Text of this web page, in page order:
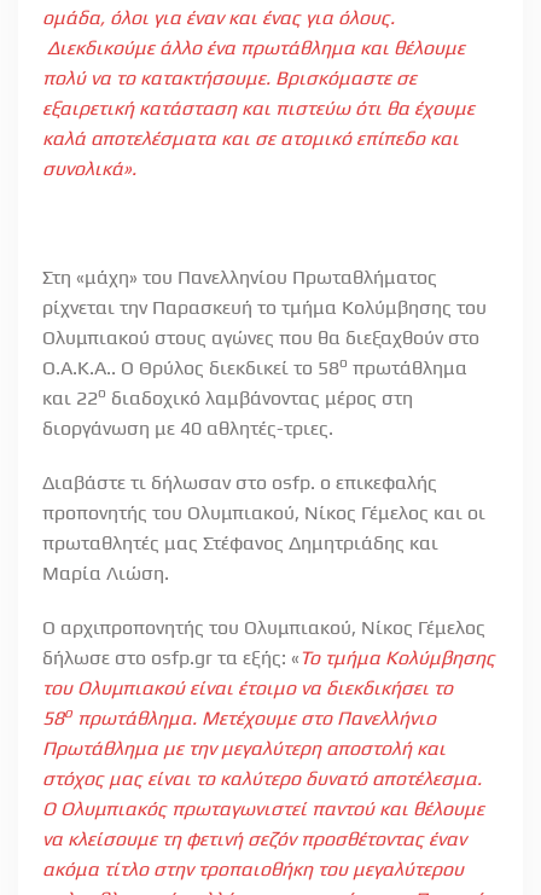
ομάδα, όλοι για έναν και ένας για όλους.
Διεκδικούμε άλλο ένα πρωτάθλημα και θέλουμε
πολύ να το κατακτήσουμε. Βρισκόμαστε σε
εξαιρετική κατάσταση και πιστεύω ότι θα έχουμε
καλά αποτελέσματα και σε ατομικό επίπεδο και
συνολικά».
Στη «μάχη» του Πανελληνίου Πρωταθλήματος
ρίχνεται την Παρασκευή το τμήμα Κολύμβησης του
Ολυμπιακού στους αγώνες που θα διεξαχθούν στο
Ο.Α.Κ.Α.. Ο Θρύλος διεκδικεί το 58ο πρωτάθλημα
και 22ο διαδοχικό λαμβάνοντας μέρος στη
διοργάνωση με 40 αθλητές-τριες.
Διαβάστε τι δήλωσαν στο osfp. ο επικεφαλής
προπονητής του Ολυμπιακού, Νίκος Γέμελος και οι
πρωταθλητές μας Στέφανος Δημητριάδης και
Μαρία Λιώση.
Ο αρχιπροπονητής του Ολυμπιακού, Νίκος Γέμελος
δήλωσε στο osfp.gr τα εξής: «Το τμήμα Κολύμβησης
του Ολυμπιακού είναι έτοιμο να διεκδικήσει το
58ο πρωτάθλημα. Μετέχουμε στο Πανελλήνιο
Πρωτάθλημα με την μεγαλύτερη αποστολή και
στόχος μας είναι το καλύτερο δυνατό αποτέλεσμα.
Ο Ολυμπιακός πρωταγωνιστεί παντού και θέλουμε
να κλείσουμε τη φετινή σεζόν προσθέτοντας έναν
ακόμα τίτλο στην τροπαιοθήκη του μεγαλύτερου